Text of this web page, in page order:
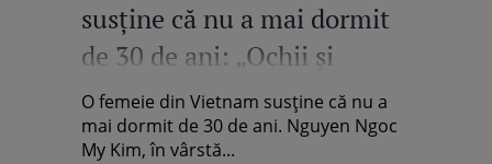
susține că nu a mai dormit
de 30 de ani: „Ochii și
corpul meu s-au obișnuit cu
lipsa somnului”
O femeie din Vietnam susține că nu a
mai dormit de 30 de ani. Nguyen Ngoc
My Kim, în vârstă...